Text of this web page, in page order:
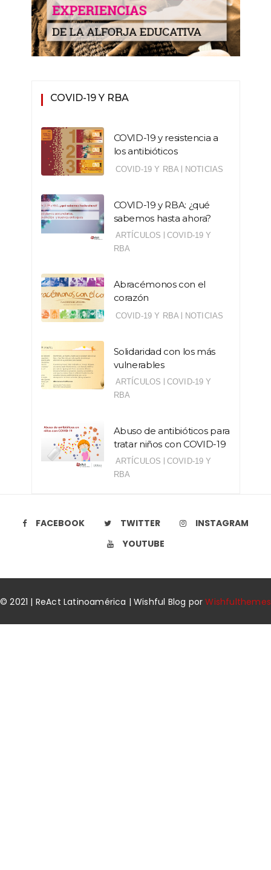
COVID-19 Y RBA
COVID-19 y resistencia a
los antibióticos
COVID-19 Y RBA | NOTICIAS
COVID-19 y RBA: ¿qué
sabemos hasta ahora?
ARTÍCULOS | COVID-19 Y
RBA
Abracémonos con el
corazón
COVID-19 Y RBA | NOTICIAS
Solidaridad con los más
vulnerables
ARTÍCULOS | COVID-19 Y
RBA
Abuso de antibióticos para
tratar niños con COVID-19
ARTÍCULOS | COVID-19 Y
RBA
FACEBOOK TWITTER
INSTAGRAM
YOUTUBE
© 2021 | ReAct Latinoamérica | Wishful Blog porWishfulthemes